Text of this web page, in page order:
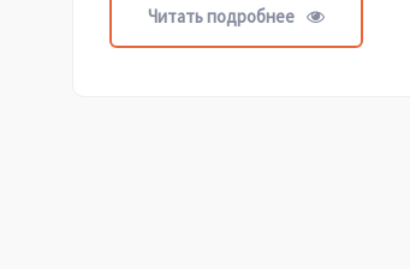
Читать подробнее